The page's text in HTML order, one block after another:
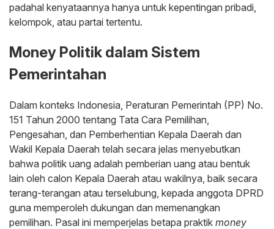
padahal kenyataannya hanya untuk kepentingan pribadi,
kelompok, atau partai tertentu.
Money Politik dalam Sistem
Pemerintahan
Dalam konteks Indonesia, Peraturan Pemerintah (PP) No.
151 Tahun 2000 tentang Tata Cara Pemilihan,
Pengesahan, dan Pemberhentian Kepala Daerah dan
Wakil Kepala Daerah telah secara jelas menyebutkan
bahwa politik uang adalah pemberian uang atau bentuk
lain oleh calon Kepala Daerah atau wakilnya, baik secara
terang-terangan atau terselubung, kepada anggota DPRD
guna memperoleh dukungan dan memenangkan
pemilihan. Pasal ini memperjelas betapa praktik money